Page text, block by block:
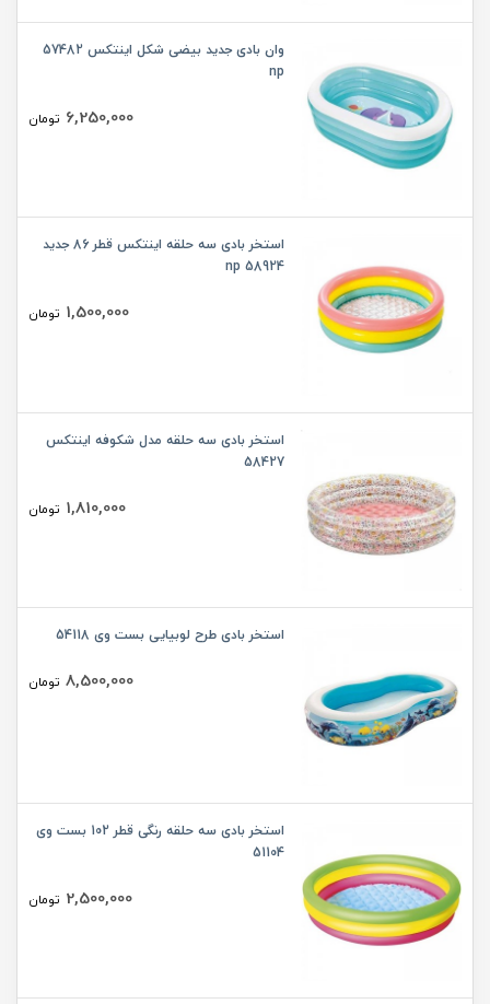
وان بادی جدید بیضی شکل اینتکس 57482
np
6,250,000 تومان
استخر بادی سه حلقه اینتکس قطر 86 جدید
58924 np
1,500,000 تومان
استخر بادی سه حلقه مدل شکوفه اینتکس
58427
1,810,000 تومان
استخر بادی طرح لوبیایی بست وی 54118
8,500,000 تومان
استخر بادی سه حلقه رنگی قطر 102 بست وی
51104
2,500,000 تومان